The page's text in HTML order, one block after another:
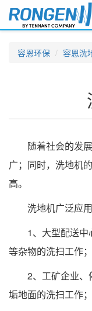
容恩环保 容恩洗
随着社会的发
广；同时，洗地机
高。
洗地机广泛应用
1、大型配送
等杂物的洗扫工作；
2、工矿企业
垢地面的洗扫工作；